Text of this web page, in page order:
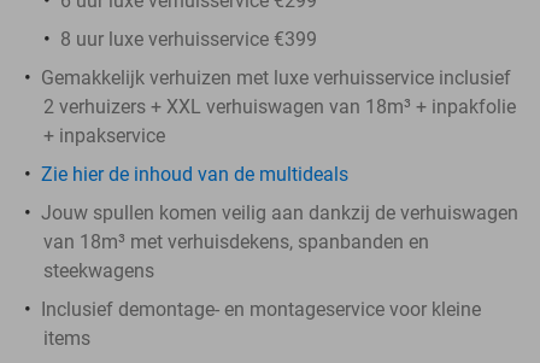
8 uur luxe verhuisservice €399
Gemakkelijk verhuizen met luxe verhuisservice inclusief
2 verhuizers + XXL verhuiswagen van 18m³ + inpakfolie
+ inpakservice
Zie hier de inhoud van de multideals
Jouw spullen komen veilig aan dankzij de verhuiswagen
van 18m³ met verhuisdekens, spanbanden en
steekwagens
Inclusief demontage- en montageservice voor kleine
items